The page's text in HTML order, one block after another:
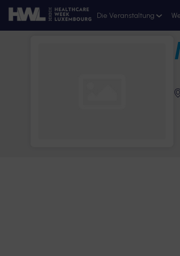
Die Veranstaltung